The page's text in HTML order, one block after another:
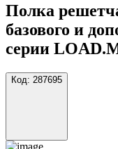
Полка
базового и
серии
Код: 287695